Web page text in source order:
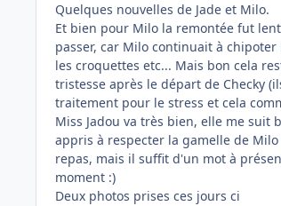
Quelques nouvelles de Jade et Milo.
Et bien pour Milo la remontée fut
passer, car Milo continuait à
les croquettes etc... Mais bon cela
tristesse après le départ de Checky
traitement pour le stress et cela
Miss Jadou va très bien, elle me
appris à respecter la gamelle de
repas, mais il suffit d'un mot à
moment :)
Deux photos prises ces jours ci